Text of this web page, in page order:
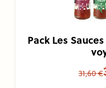
Pack Les
31,60 €